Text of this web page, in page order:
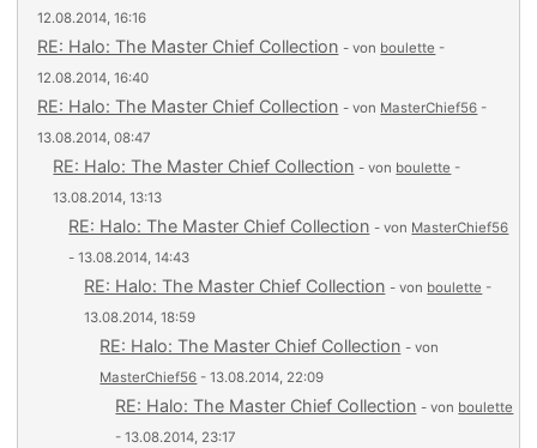
12.08.2014, 16:16
RE: Halo: The Master Chief Collection - von boulette -
12.08.2014, 16:40
RE: Halo: The Master Chief Collection - von MasterChief56 -
13.08.2014, 08:47
RE: Halo: The Master Chief Collection - von boulette -
13.08.2014, 13:13
RE: Halo: The Master Chief Collection - von MasterChief56
- 13.08.2014, 14:43
RE: Halo: The Master Chief Collection - von boulette -
13.08.2014, 18:59
RE: Halo: The Master Chief Collection - von
MasterChief56 - 13.08.2014, 22:09
RE: Halo: The Master Chief Collection - von boulette
- 13.08.2014, 23:17